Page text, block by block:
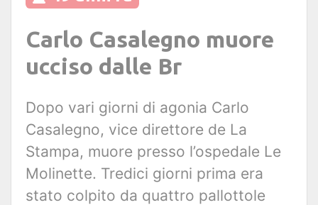
Carlo Casalegno muore
ucciso dalle Br
Dopo vari giorni di agonia Carlo
Casalegno, vice direttore de La
Stampa, muore presso l’ospedale Le
Molinette. Tredici giorni prima era
stato colpito da quattro pallottole